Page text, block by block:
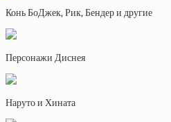
Конь БоДжек, Рик, Бендер и другие
Персонажи Диснея
Наруто и Хината